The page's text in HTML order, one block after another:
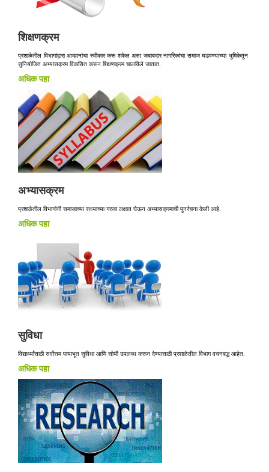
शिक्षणक्रम
प्रशाळेतील विभागांद्वारा आव्हानांचा स्वीकार करू शकेल असा जबाबदार नागरिकांचा समाज घडवण्याच्या भूमिकेतून
सुनियोजित अभ्यासक्रम विकसित करून शिक्षणक्रम चालविले जातात.
अधिक पहा
अभ्यासक्रम
प्रशाळेतील विभागांनी समाजाच्या सध्याच्या गरजा लक्षात घेऊन अभ्यासक्रमाची पुनर्रचना केली आहे.
अधिक पहा
सुविधा
विद्यार्थ्यांसाठी सर्वोत्तम पायाभूत सुविधा आणि सोयी उपलब्ध करून देण्यासाठी प्रशाळेतील विभाग वचनबद्ध आहेत.
अधिक पहा